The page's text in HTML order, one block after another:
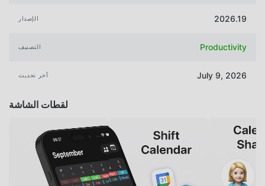
الإصدار 2026.19
التصنيف Productivity
آخر تحديث July 9, 2026
لقطات الشاشة